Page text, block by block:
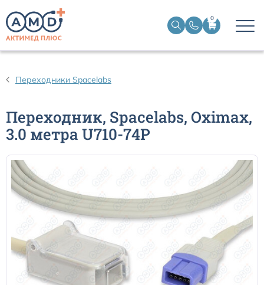
0
Переходники Spacelabs
Переходник, Spacelabs, Oximax,
3.0 метра U710-74P
Датчики ЭЭГ BIS
Кабели пациента ЭКГ
Датчики температурные медицинские к мониторам
Кабели для кардиографов
Датчики кислорода для ИВЛ